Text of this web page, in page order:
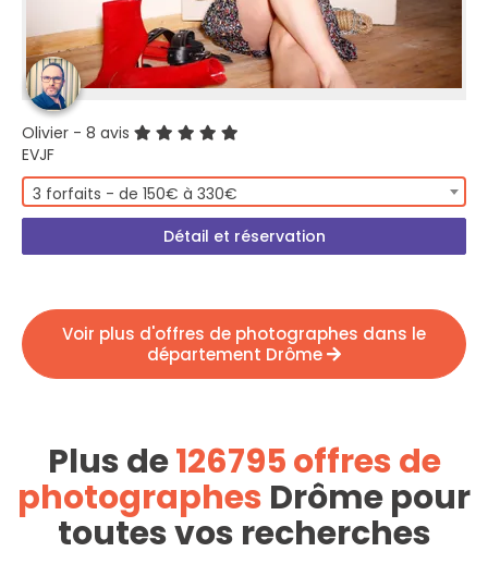
Olivier - 8 avis
EVJF
3 forfaits - de 150€ à 330€
Détail et réservation
Voir plus d'offres de photographes dans le
département Drôme
Plus de126795 offres de
photographes Drôme pour
toutes vos recherches